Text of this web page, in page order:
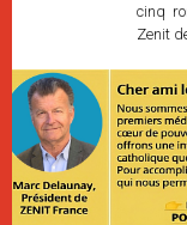
cinq
Zenit